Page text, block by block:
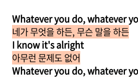
Whatever you do, whatever
네가 무엇을 하든, 무슨 말을 하든
I know it's alright
아무런 문제도 없어
Whatever you do, whatever